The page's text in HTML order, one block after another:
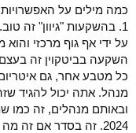
כמה מילים על
1. בהשקעות "גיוון" זה
על ידי אף גוף מרכזי
השקעה בביטקוין זה
כל מטבע אחר, גם
מנהל. אתה יכול להגיד
2024. זה בסדר אם זה